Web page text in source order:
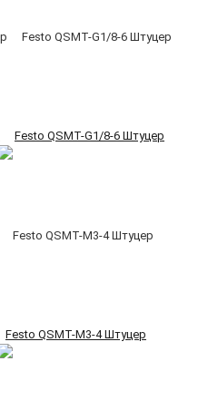
Festo QSMT-G1/8-6 Штуцер
Festo QSMT-M3-4 Штуцер